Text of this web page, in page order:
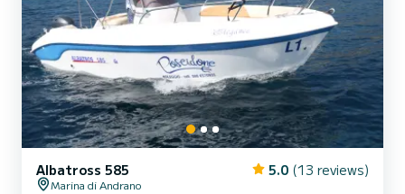
Albatross 585 5.0 (13 reviews)
Marina di Andrano